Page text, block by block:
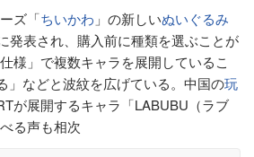
ズ「ちいかわ 」の新しいぬいぐるみ
発表され、購入前に種類を選ぶことが
様」で複数キャラを展開しているこ
」などと波紋を広げている。中国の玩
が展開するキャラ「LABUBU（ラブ
る声も相次